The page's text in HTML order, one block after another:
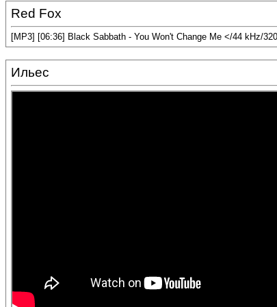
Red Fox
[MP3] [06:36] Black Sabbath - You Won't Change Me </44 kHz/
Ильес